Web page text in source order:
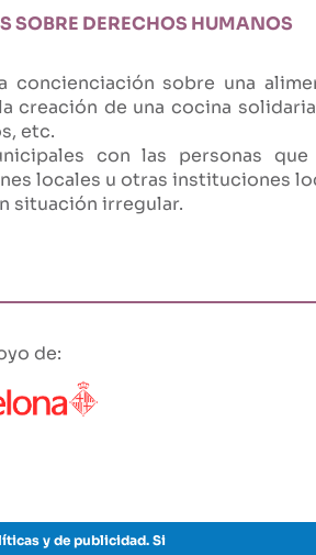
SOBRE DERECHOS HUMANOS
sobre una
de una cocina
etc.
con las personas
locales u otras instituciones
situación irregular.
de:
y de publicidad. Si